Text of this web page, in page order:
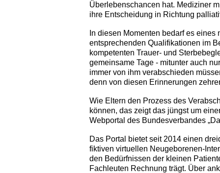
Überlebenschancen hat. Mediziner
ihre Entscheidung in Richtung
In diesen Momenten bedarf es
entsprechenden Qualifikationen im
kompetenten Trauer- und
gemeinsame Tage - mitunter auch
immer von ihm verabschieden
denn von diesen Erinnerungen
Wie Eltern den Prozess des
können, das zeigt das jüngst um
Webportal des Bundesverbandes
Das Portal bietet seit 2014 einen
fiktiven virtuellen Neugeborenen-
den Bedürfnissen der kleinen
Fachleuten Rechnung trägt. Über